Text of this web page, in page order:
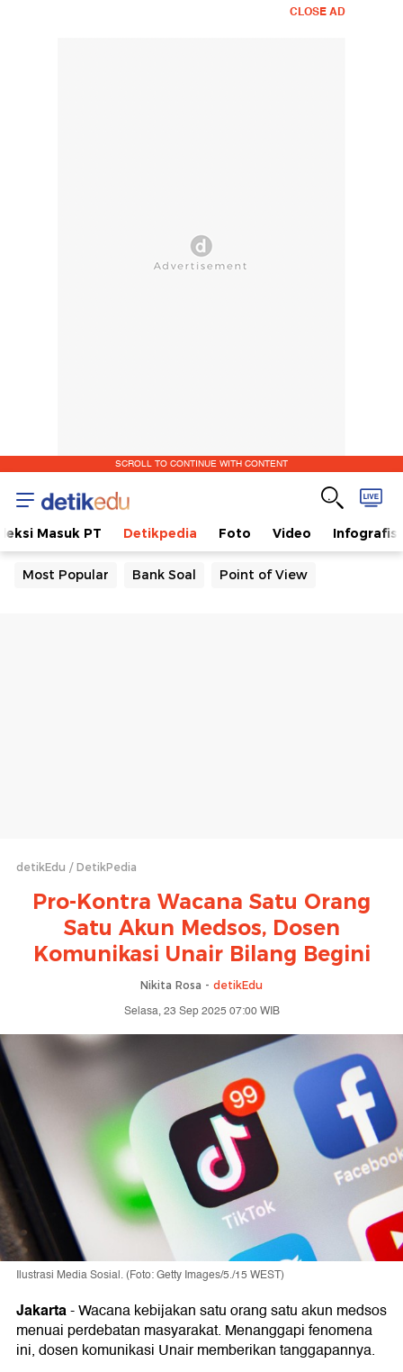
CLOSE AD
SCROLL TO CONTINUE WITH CONTENT
Masuk PT Detikpedia Foto Video Infografis
Most Popular Bank Soal Point of View
detikEdu DetikPedia
Pro-Kontra Wacana Satu Orang
Satu Akun Medsos, Dosen
Komunikasi Unair Bilang Begini
Nikita Rosa - detikEdu
Selasa, 23 Sep 2025 07:00 WIB
Ilustrasi Media Sosial. (Foto: Getty Images/5./15 WEST)
Jakarta-Wacana kebijakan satu orang satu akun medsos
menuai perdebatan masyarakat. Menanggapi fenomena
ini, dosen komunikasi Unair memberikan tanggapannya.